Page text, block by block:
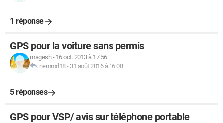
1 réponse
GPS pour la voiture sans permis
magesh- 16 oct. 2013 à 17:56
nemrod18- 31 août 2016 à 16:08
5 réponses
GPS pour VSP/ avis sur téléphone portable